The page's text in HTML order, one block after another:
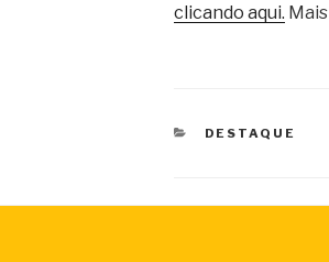
clicando aqui.
CATEGORIAS
DESTAQUE